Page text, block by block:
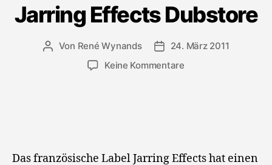
Jarring Effects Dubstore
Beitragsautor
Von René Wynands Veröffentlichungsdatum
24. März 2011
Keine Kommentarezu
Das französische Label Jarring Effects hat einen